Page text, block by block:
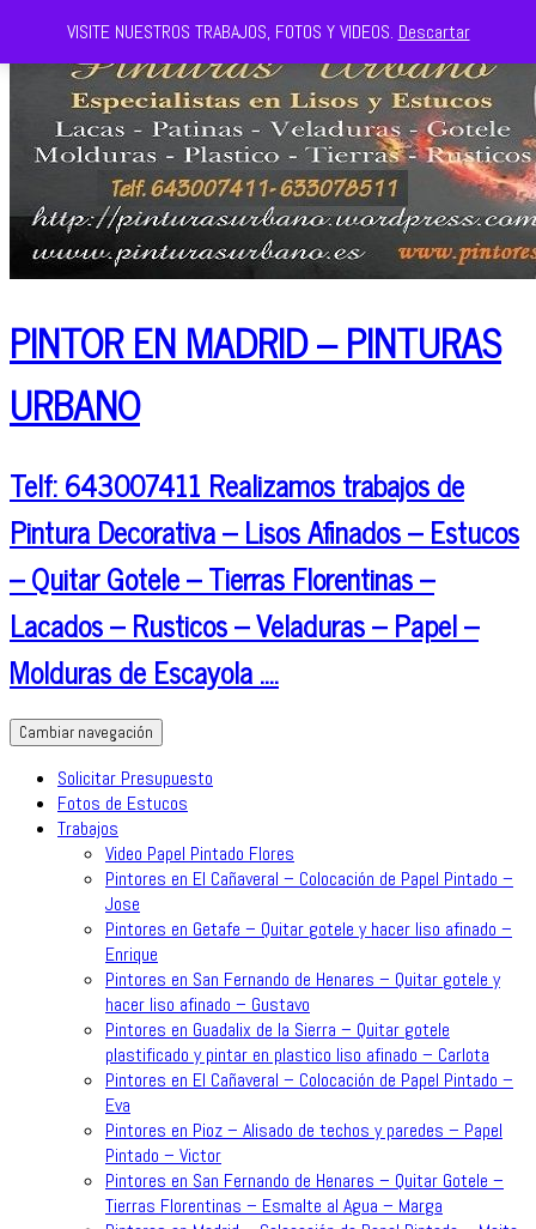
PINTOR EN MADRID – PINTURAS
URBANO
Telf: 643007411 Realizamos trabajos de
Pintura Decorativa – Lisos Afinados – Estucos
– Quitar Gotele – Tierras Florentinas –
Lacados – Rusticos – Veladuras – Papel –
Molduras de Escayola ….
Cambiar navegación
Solicitar Presupuesto
Fotos de Estucos
Trabajos
Video Papel Pintado Flores
Pintores en El Cañaveral – Colocación de Papel Pintado –
Jose
Pintores en Getafe – Quitar gotele y hacer liso afinado –
Enrique
Pintores en San Fernando de Henares – Quitar gotele y
hacer liso afinado – Gustavo
Pintores en Guadalix de la Sierra – Quitar gotele
plastificado y pintar en plastico liso afinado – Carlota
Pintores en El Cañaveral – Colocación de Papel Pintado –
Eva
Pintores en Pioz – Alisado de techos y paredes – Papel
Pintado – Victor
Pintores en San Fernando de Henares – Quitar Gotele –
Tierras Florentinas – Esmalte al Agua – Marga
VISITE NUESTROS TRABAJOS, FOTOS Y VIDEOS. Descartar